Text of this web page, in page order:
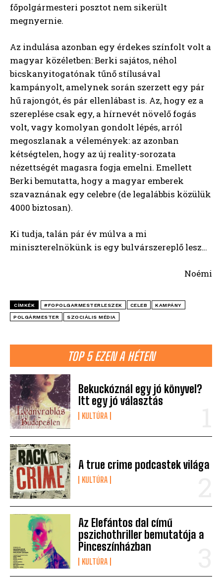
TOP 5 EZEN A HÉTEN
Bekuckóznál egy jó könyvel?
Itt egy jó választás
KULTÚRA
A true crime podcastek világa
KULTÚRA
Az Elefántos dal című
pszichothriller bemutatója a
Pinceszínházban
KULTÚRA
főpolgármesteri posztot nem sikerült
megnyernie.
Az indulása azonban egy érdekes színfolt volt a
magyar közéletben: Berki sajátos, néhol
bicskanyitogatónak tűnő stílusával
kampányolt, amelynek során szerzett egy pár
hű rajongót, és pár ellenlábast is. Az, hogy ez a
szereplése csak egy, a hírnevét növelő fogás
volt, vagy komolyan gondolt lépés, arról
megoszlanak a vélemények: az azonban
kétségtelen, hogy az új reality-sorozata
nézettségét magasra fogja emelni. Emellett
Berki bemutatta, hogy a magyar emberek
szavaznának egy celebre (de legalábbis közülük
4000 biztosan).
Ki tudja, talán pár év múlva a mi
miniszterelnökünk is egy bulvárszereplő lesz…
Noémi
CÍMKÉK #FOPOLGARMESTERLESZEK CELEB KAMPÁNY
POLGÁRMESTER SZOCIÁLIS MÉDIA